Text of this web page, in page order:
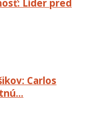
Líder pred
Carlos